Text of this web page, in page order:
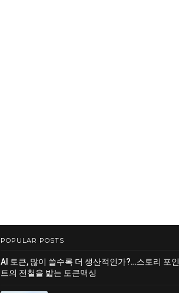
POPULAR POSTS
AI 토큰, 많이 쓸수록 더 생산적인가?…스토리 포인
트의 전철을 밟는 토큰맥싱